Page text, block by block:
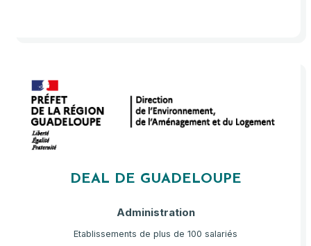
DEAL DE GUADELOUPE
Administration
Etablissements de plus de 100 salariés